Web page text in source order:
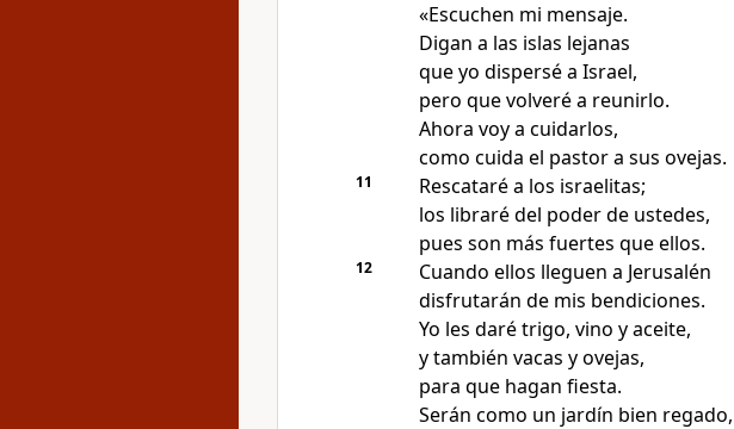
«Escuchen mi mensaje.
Digan a las islas lejanas
que yo dispersé a Israel,
pero que volveré a reunirlo.
Ahora voy a cuidarlos,
como cuida el pastor a sus ovejas.
11
Rescataré a los israelitas;
los libraré del poder de ustedes,
pues son más fuertes que ellos.
12
Cuando ellos lleguen a Jerusalén
disfrutarán de mis bendiciones.
Yo les daré trigo, vino y aceite,
y también vacas y ovejas,
para que hagan fiesta.
Serán como un jardín bien regado,